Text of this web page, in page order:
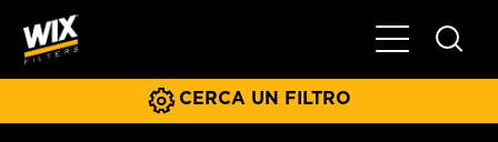
Menu
CERCA UN FILTRO